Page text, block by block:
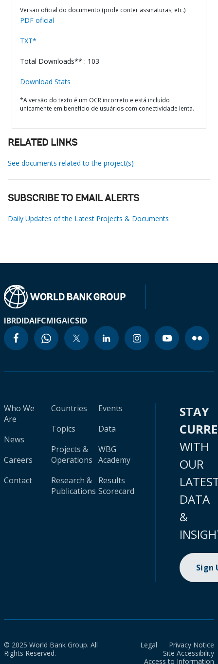
Versão oficial do documento (pode conter assinaturas, etc.)
PDF oficial
TXT*
Total Downloads** : 103
Download Stats
*A versão do texto é um OCR incorreto e está incluído
unicamente em benefício de usuários com conectividade lenta.
RELATED LINKS
See documents related to the project(s)
SUBSCRIBE TO EMAIL ALERTS
Daily Updates of the Latest Projects & Documents
IBRDIDAIFCMIGAICSID
Who We
Are
News
Careers
Contact
Countries
Topics
Projects &
Operations
Research &
Publications
Events
Data
WBG
Academy
Results
Scorecard
STAY
WITH
OUR
DATA
&
Sign
© 2025 World Bank Group. All
Rights Reserved.
Legal
Privacy Notice
Site Accessibility
Access to Information